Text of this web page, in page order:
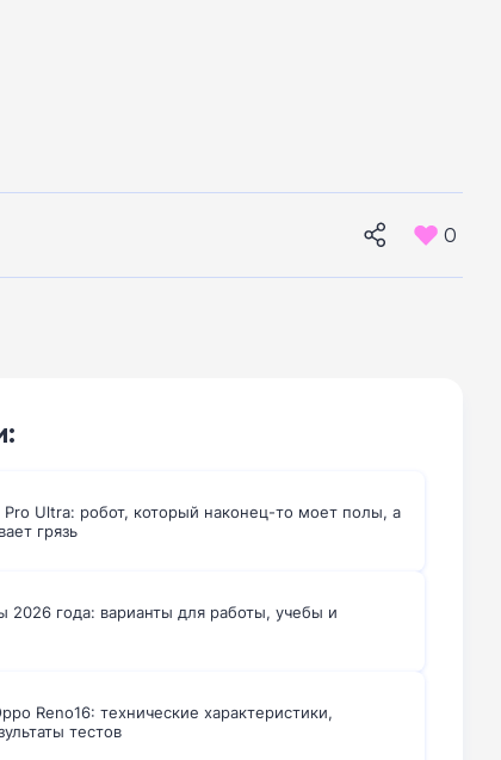
0
Ultra: робот, который наконец-то моет полы, а
грязь
года: варианты для работы, учебы и
Reno16: технические характеристики,
тестов